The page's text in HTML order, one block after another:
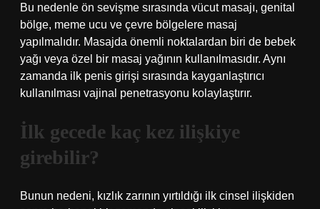
Bu nedenle ön sevişme sırasında vücut masajı, genital
bölge, meme ucu ve çevre bölgelere masaj
yapılmalıdır. Masajda önemli noktalardan biri de bebek
yağı veya özel bir masaj yağının kullanılmasıdır. Aynı
zamanda ilk penis girişi sırasında kayganlaştırıcı
kullanılması vajinal penetrasyonu kolaylaştırır.
İlk gecede kaç kez ilişkiye
girebilir?
Bunun nedeni, kızlık zarının yırtıldığı ilk cinsel ilişkiden